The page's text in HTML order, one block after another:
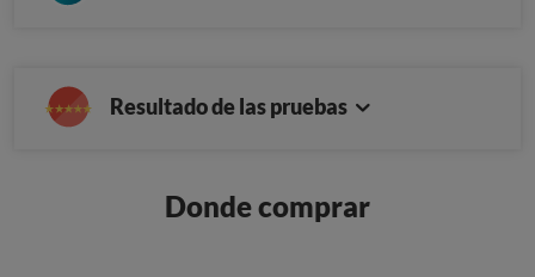
Resultado de las pruebas
Donde comprar